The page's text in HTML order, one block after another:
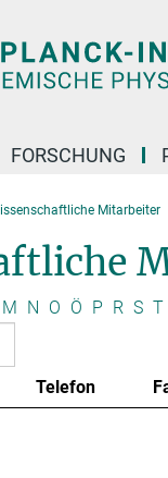
FORSCHUNG
Mitarbeiter
M N O Ö P R S T
Telefon